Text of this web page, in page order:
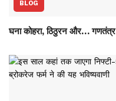
BLOG
घना कोहरा, ठिठुरन और… गणतंत्र